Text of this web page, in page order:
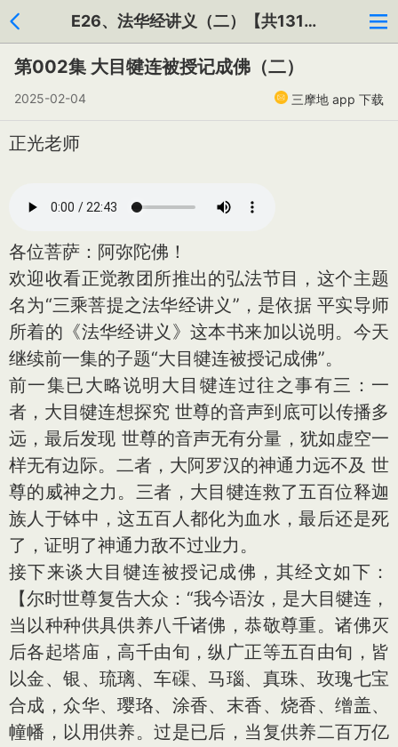
E26、法华经讲义（二）【共131集】
第002集 大目犍连被授记成佛（二）
2025-02-04 三摩地 app 下载
正光老师
各位菩萨：阿弥陀佛！
欢迎收看正觉教团所推出的弘法节目，这个主题
名为“三乘菩提之法华经讲义”，是依据 平实导师
所着的《法华经讲义》这本书来加以说明。今天
继续前一集的子题“大目犍连被授记成佛”。
前一集已大略说明大目犍连过往之事有三：一
者，大目犍连想探究 世尊的音声到底可以传播多
远，最后发现 世尊的音声无有分量，犹如虚空一
样无有边际。二者，大阿罗汉的神通力远不及 世
尊的威神之力。三者，大目犍连救了五百位释迦
族人于钵中，这五百人都化为血水，最后还是死
了，证明了神通力敌不过业力。
接下来谈大目犍连被授记成佛，其经文如下：
【尔时世尊复告大众：“我今语汝，是大目犍连，
当以种种供具供养八千诸佛，恭敬尊重。诸佛灭
后各起塔庙，高千由旬，纵广正等五百由旬，皆
以金、银、琉璃、车磲、马瑙、真珠、玫瑰七宝
合成，众华、璎珞、涂香、末香、烧香、缯盖、
幢幡，以用供养。过是已后，当复供养二百万亿